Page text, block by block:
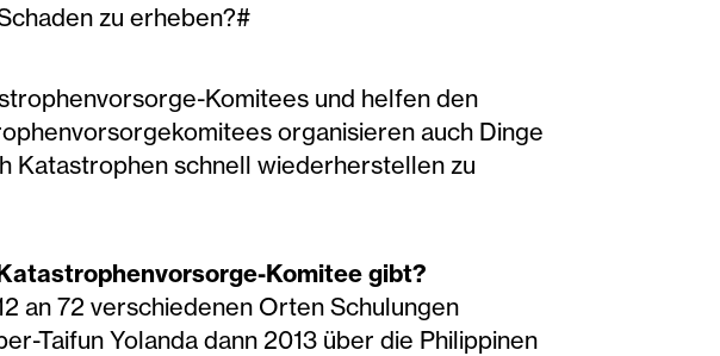
zu erheben?#
Komitees und helfen den
organisieren auch Dinge
Katastrophen schnell wiederherstellen zu
Komitee gibt?
an 72 verschiedenen Orten Schulungen
Taifun Yolanda dann 2013 über die Philippinen